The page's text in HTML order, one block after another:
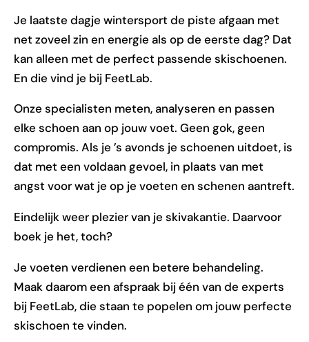
Je laatste dagje wintersport de piste afgaan met
net zoveel zin en energie als op de eerste dag? Dat
kan alleen met de perfect passende skischoenen.
En die vind je bij FeetLab.
Onze specialisten meten, analyseren en passen
elke schoen aan op jouw voet. Geen gok, geen
compromis. Als je ’s avonds je schoenen uitdoet, is
dat met een voldaan gevoel, in plaats van met
angst voor wat je op je voeten en schenen aantreft.
Eindelijk weer plezier van je skivakantie. Daarvoor
boek je het, toch?
Je voeten verdienen een betere behandeling.
Maak daarom een afspraak bij één van de experts
bij FeetLab, die staan te popelen om jouw perfecte
skischoen te vinden.